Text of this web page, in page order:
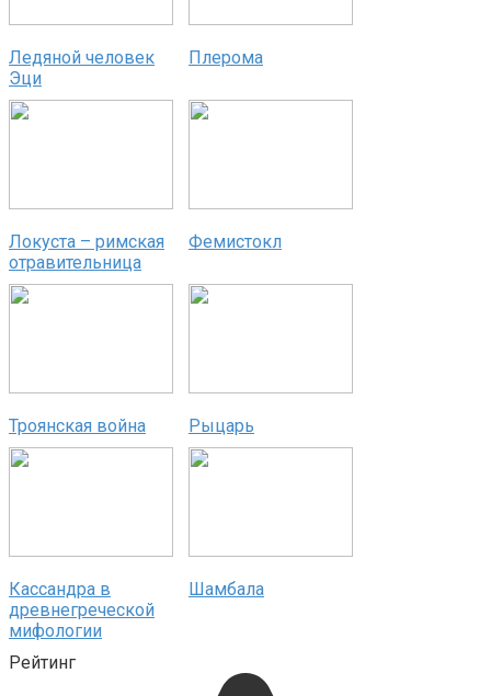
Ледяной человек
Эци
Плерома
Локуста – римская
отравительница
Фемистокл
Троянская война Рыцарь
Кассандра в
древнегреческой
мифологии
Шамбала
Рейтинг